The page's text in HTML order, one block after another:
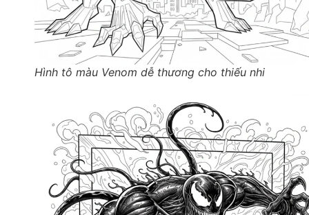
Hình tô màu Venom dễ thương cho thiếu nhi